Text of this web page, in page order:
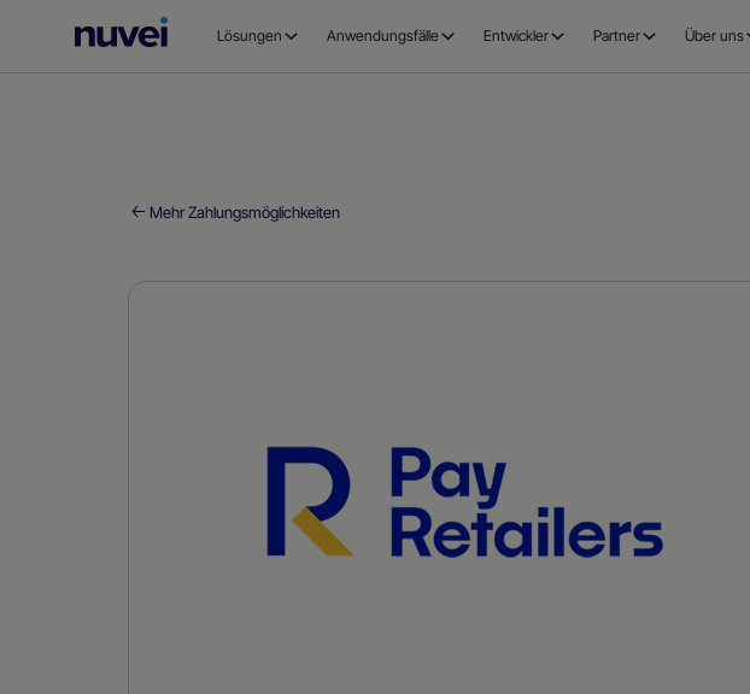
NuveiLösungen Anwendungsfälle Entwickler Partner Über uns
Mehr Zahlungsmöglichkeiten